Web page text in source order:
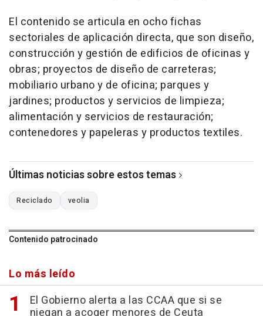
El contenido se articula en ocho fichas
sectoriales de aplicación directa, que son diseño,
construcción y gestión de edificios de oficinas y
obras; proyectos de diseño de carreteras;
mobiliario urbano y de oficina; parques y
jardines; productos y servicios de limpieza;
alimentación y servicios de restauración;
contenedores y papeleras y productos textiles.
Últimas noticias sobre estos temas
Reciclado veolia
Contenido patrocinado
Lo más leído
El Gobierno alerta a las CCAA que si se
niegan a acoger menores de Ceuta